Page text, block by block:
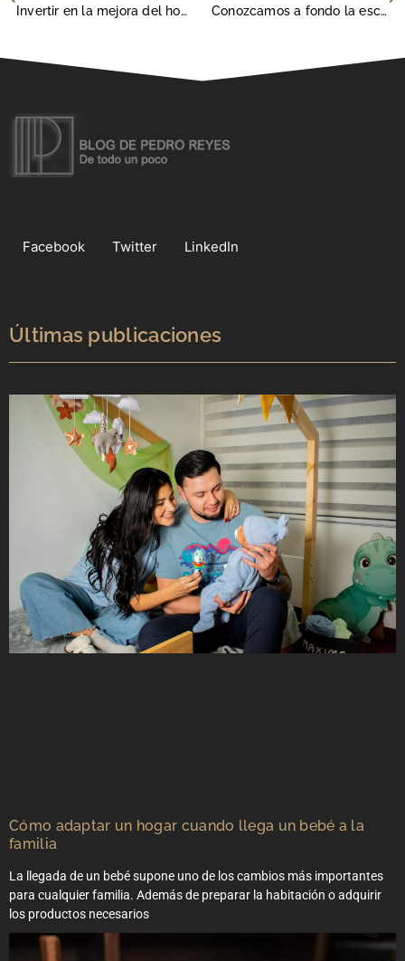
Invertir en la mejora del hogar siempre es un acierto Conozcamos a fondo la esclerosis múltiple.
Facebook Twitter LinkedIn
Últimas publicaciones
Cómo adaptar un hogar cuando llega un bebé a la
familia
La llegada de un bebé supone uno de los cambios más importantes
para cualquier familia. Además de preparar la habitación o adquirir
los productos necesarios